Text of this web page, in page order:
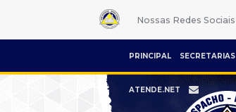
Nossas Redes Sociais
PRINCIPAL SECRETARIAS
ATENDE.NET